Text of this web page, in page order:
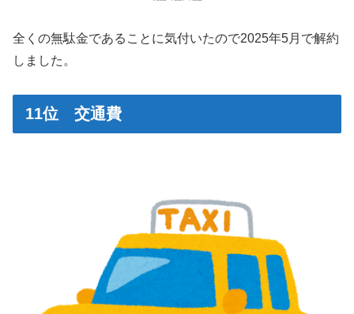
全くの無駄金であることに気付いたので2025年5月で解約
しました。
11位 交通費